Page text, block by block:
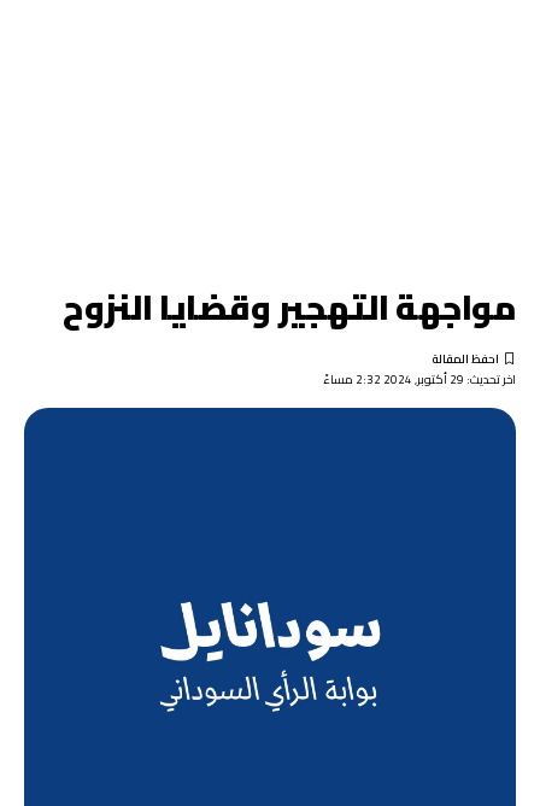
مواجهة التهجير وقضايا النزوح
اخر تحديث: 29 أكتوبر, 2024 2:32 مساءً